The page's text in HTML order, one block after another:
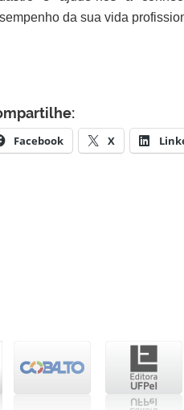
da sua vida
Facebook X